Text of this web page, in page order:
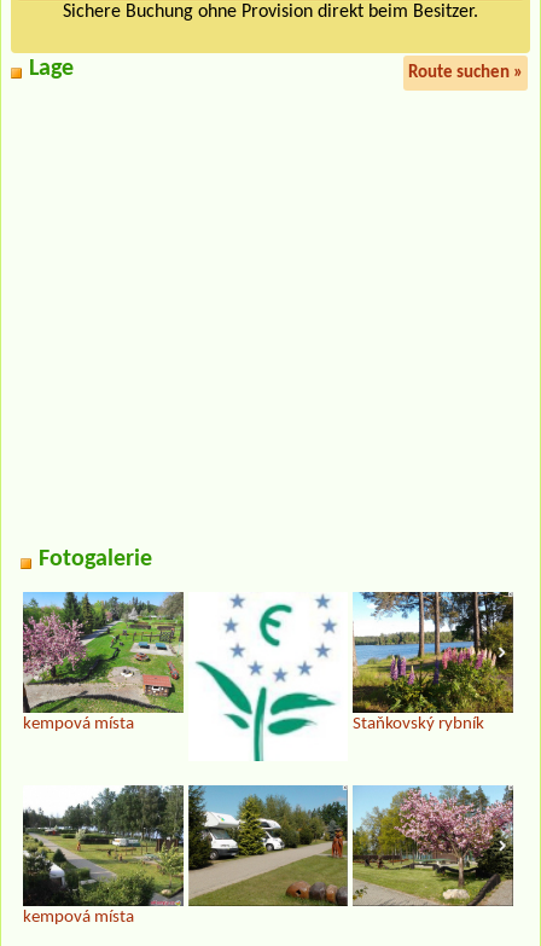
Sichere Buchung ohne Provision direkt beim Besitzer.
Lage Route suchen »
Fotogalerie
kempová místa Staňkovský rybník
kempová místa